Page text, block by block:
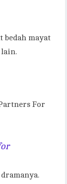
bedah mayat
For